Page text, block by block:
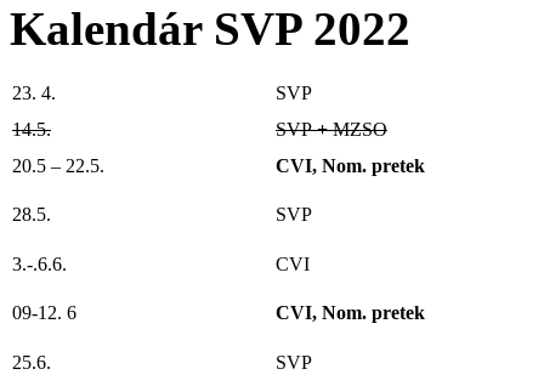
Kalendár SVP 2022
23. 4.
SVP
14.5.
SVP+MZSO
20.5 – 22.5.
CVI, Nom. pretek
28.5. SVP
3.-.6.6. CVI
09-12. 6 CVI, Nom. pretek
25.6.
SVP